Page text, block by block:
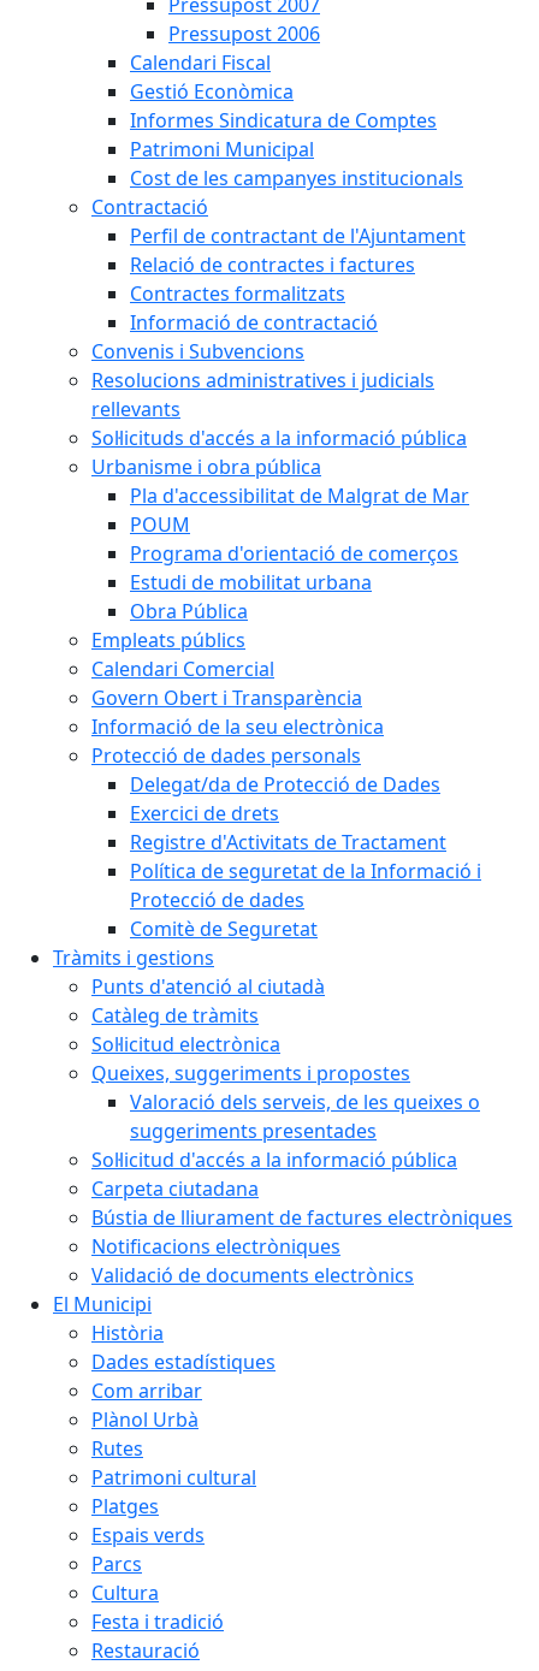
Pressupost 2006
Calendari Fiscal
Gestió Econòmica
Informes Sindicatura de Comptes
Patrimoni Municipal
Cost de les campanyes institucionals
Contractació
Perfil de contractant de l'Ajuntament
Relació de contractes i factures
Contractes formalitzats
Informació de contractació
Convenis i Subvencions
Resolucions administratives i judicials
rellevants
Sol·licituds d'accés a la informació pública
Urbanisme i obra pública
Pla d'accessibilitat de Malgrat de Mar
POUM
Programa d'orientació de comerços
Estudi de mobilitat urbana
Obra Pública
Empleats públics
Calendari Comercial
Govern Obert i Transparència
Informació de la seu electrònica
Protecció de dades personals
Delegat/da de Protecció de Dades
Exercici de drets
Registre d'Activitats de Tractament
Política de seguretat de la Informació i
Protecció de dades
Comitè de Seguretat
Tràmits i gestions
Punts d'atenció al ciutadà
Catàleg de tràmits
Sol·licitud electrònica
Queixes, suggeriments i propostes
Valoració dels serveis, de les queixes o
suggeriments presentades
Sol·licitud d'accés a la informació pública
Carpeta ciutadana
Bústia de lliurament de factures electròniques
Notificacions electròniques
Validació de documents electrònics
El Municipi
Història
Dades estadístiques
Com arribar
Plànol Urbà
Rutes
Patrimoni cultural
Platges
Espais verds
Parcs
Cultura
Festa i tradició
Restauració